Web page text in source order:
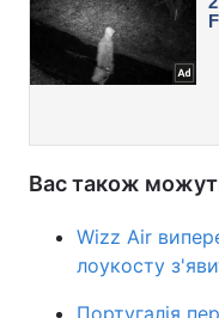
Вас також
Wizz Air
лоукосту
Португалія